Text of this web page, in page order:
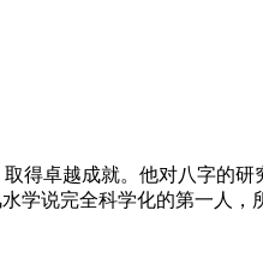
得卓越成就。他对八字的
学说完全科学化的第一人，